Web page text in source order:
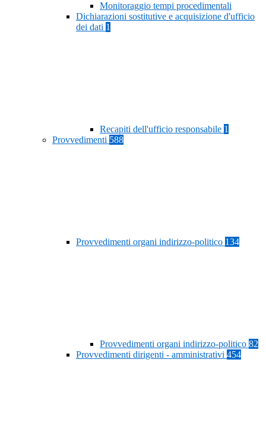
Monitoraggio tempi procedimentali
Dichiarazioni sostitutive e acquisizione d'ufficio
dei dati 1
Recapiti dell'ufficio responsabile 1
Provvedimenti 588
Provvedimenti organi indirizzo-politico 134
Provvedimenti organi indirizzo-politico 82
Provvedimenti dirigenti - amministrativi 454